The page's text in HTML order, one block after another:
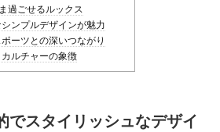
過ごせるルックス
ンプルデザインが魅力
ーツとの深いつながり
カルチャーの象徴
でスタイリッシュなデザイ